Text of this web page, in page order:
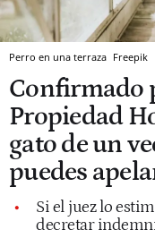
Perro en una terraza Freepik
Confirmado
Propiedad
gato de un
puedes
Si el juez lo
decretar